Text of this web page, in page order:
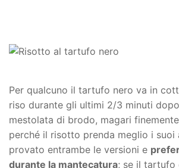
Per qualcuno il tartufo nero va in
riso durante gli ultimi 2/3 minuti
mestolata di brodo, magari
perché il risotto prenda meglio i suoi
provato entrambe le versioni e
durante la mantecatura; se il tartufo